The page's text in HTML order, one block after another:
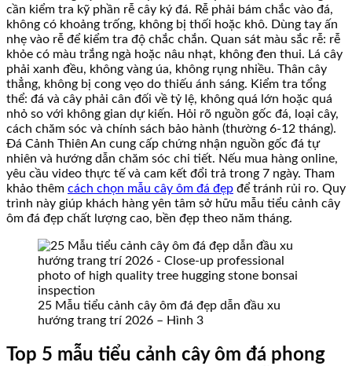
cần kiểm tra kỹ phần rễ cây ký đá. Rễ phải bám chắc vào đá,
không có khoảng trống, không bị thối hoặc khô. Dùng tay ấn
nhẹ vào rễ để kiểm tra độ chắc chắn. Quan sát màu sắc rễ: rễ
khỏe có màu trắng ngà hoặc nâu nhạt, không đen thui. Lá cây
phải xanh đều, không vàng úa, không rụng nhiều. Thân cây
thẳng, không bị cong vẹo do thiếu ánh sáng. Kiểm tra tổng
thể: đá và cây phải cân đối về tỷ lệ, không quá lớn hoặc quá
nhỏ so với không gian dự kiến. Hỏi rõ nguồn gốc đá, loại cây,
cách chăm sóc và chính sách bảo hành (thường 6-12 tháng).
Đá Cảnh Thiên An cung cấp chứng nhận nguồn gốc đá tự
nhiên và hướng dẫn chăm sóc chi tiết. Nếu mua hàng online,
yêu cầu video thực tế và cam kết đổi trả trong 7 ngày. Tham
khảo thêm cách chọn mẫu cây ôm đá đẹp để tránh rủi ro. Quy
trình này giúp khách hàng yên tâm sở hữu mẫu tiểu cảnh cây
ôm đá đẹp chất lượng cao, bền đẹp theo năm tháng.
25 Mẫu tiểu cảnh cây ôm đá đẹp dẫn đầu xu
hướng trang trí 2026 – Hình 3
Top 5 mẫu tiểu cảnh cây ôm đá phong